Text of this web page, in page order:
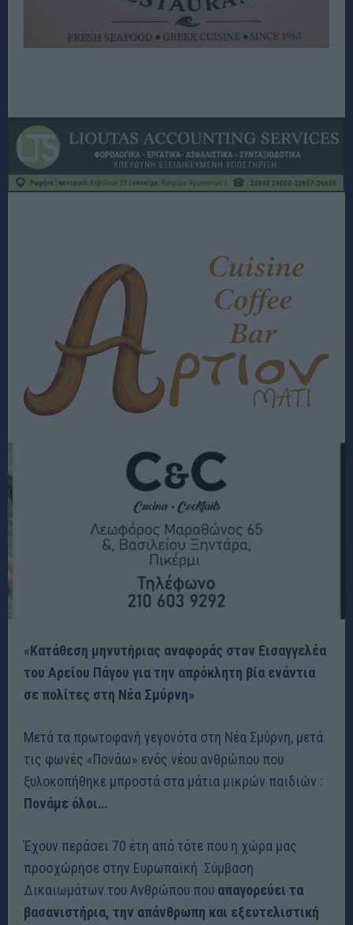
«Κατάθεση μηνυτήριας αναφοράς στον Εισαγγελέα
του Αρείου Πάγου για την απρόκλητη βία ενάντια
σε πολίτες στη Νέα Σμύρνη»
Μετά τα πρωτοφανή γεγονότα στη Νέα Σμύρνη, μετά
τις φωνές «Πονάω» ενός νέου ανθρώπου που
ξυλοκοπήθηκε μπροστά στα μάτια μικρών παιδιών :
Πονάμε όλοι…
Έχουν περάσει 70 έτη από τότε που η χώρα μας
προσχώρησε στην Ευρωπαϊκή Σύμβαση
Δικαιωμάτων του Ανθρώπου που απαγορεύει τα
βασανιστήρια, την απάνθρωπη και εξευτελιστική